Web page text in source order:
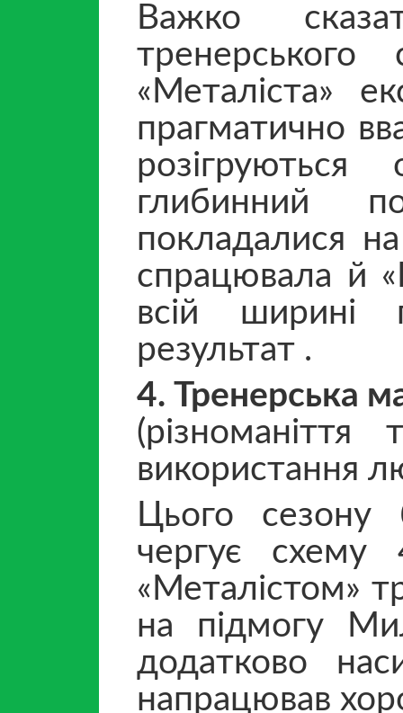
Важко
«Металіста»
прагматично
глибинний
покладалися
спрацювала й
всій ширині
результат .
4. Тренерська
використання
Цього сезону
чергує
«Металістом»
на підмогу
додатково
напрацював